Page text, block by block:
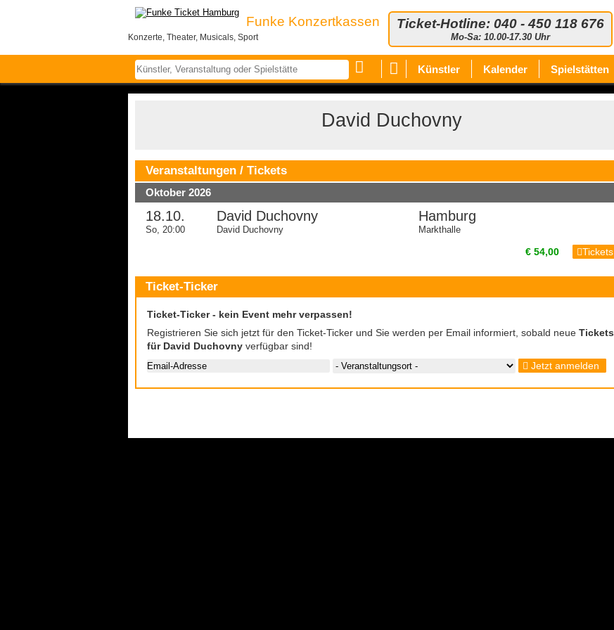
Funke Konzertkassen
Konzerte, Theater, Musicals, Sport
Ticket-Hotline: 040 - 450 118 676
Mo-Sa: 10.00-17.30 Uhr
Künstler Kalender Spielstätten
David Duchovny
Veranstaltungen / Tickets
Oktober 2026
18.10.
So, 20:00
David Duchovny
David Duchovny
Hamburg
Markthalle
€ 54,00 Tickets
Ticket-Ticker
Ticket-Ticker - kein Event mehr verpassen!
Registrieren Sie sich jetzt für den Ticket-Ticker und Sie werden per Email informiert, sobald neue Tickets
für David Duchovny verfügbar sind!
Jetzt anmelden